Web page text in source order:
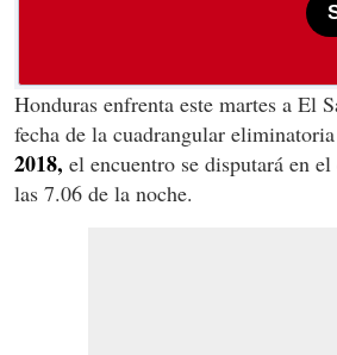
Honduras enfrenta este martes a El
fecha de la cuadrangular eliminatoria
2018, el encuentro se disputará en
las 7.06 de la noche.